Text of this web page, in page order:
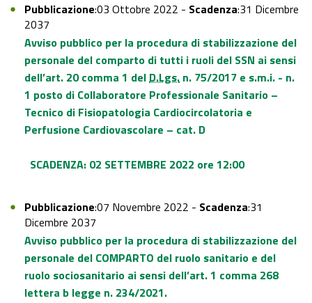
Pubblicazione:03 Ottobre 2022 - Scadenza:31 Dicembre
2037
Avviso pubblico per la procedura di stabilizzazione del
personale del comparto di tutti i ruoli del SSN ai sensi
dell’art. 20 comma 1 delD.Lgs. n. 75/2017 e s.m.i. - n.
1 posto di Collaboratore Professionale Sanitario –
Tecnico di Fisiopatologia Cardiocircolatoria e
Perfusione Cardiovascolare – cat. D
SCADENZA: 02 SETTEMBRE 2022 ore 12:00
Pubblicazione:07 Novembre 2022 - Scadenza:31
Dicembre 2037
Avviso pubblico per la procedura di stabilizzazione del
personale del COMPARTO del ruolo sanitario e del
ruolo sociosanitario ai sensi dell’art. 1 comma 268
lettera b legge n. 234/2021.